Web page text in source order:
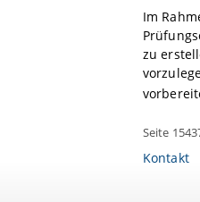
Im
zu
Seite
Kontakt